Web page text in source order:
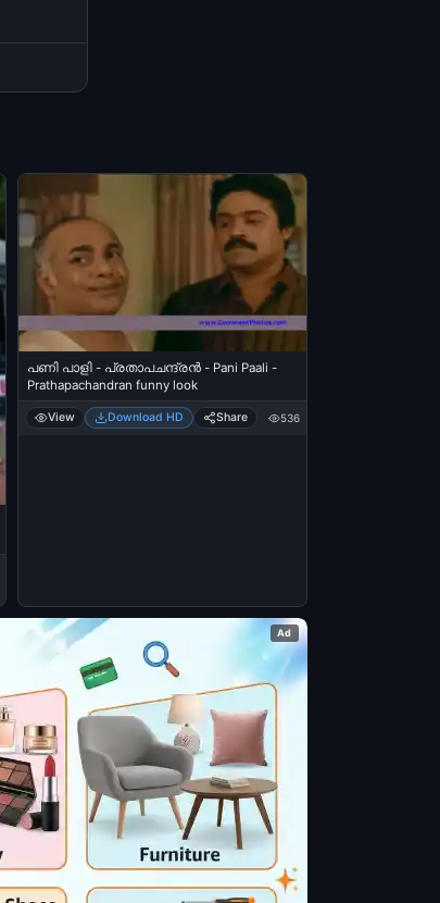
പണി പാളി - പ്രതാപചന്ദ്രന്‍ - Pani Paali -
Prathapachandran funny look
View Download HD Share 536
Ad